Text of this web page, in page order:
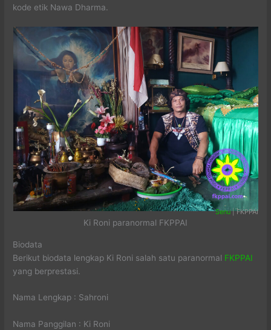
kode etik Nawa Dharma.
Senu| FKPPAI
Ki Roni paranormal FKPPAI
Biodata
Berikut biodata lengkap Ki Roni salah satu paranormal FKPPAI
yang berprestasi.
Nama Lengkap : Sahroni
Nama Panggilan : Ki Roni